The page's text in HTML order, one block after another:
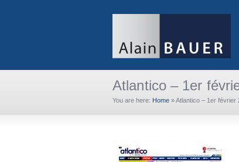
Atlantico – 1er
You are here: Home »Atlantico – 1er février